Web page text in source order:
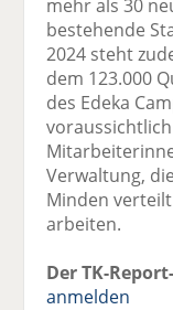
mehr als 30
bestehende
2024 steht
dem 123.000
des Edeka
Verwaltung,
Minden
arbeiten.
Der TK-
anmelden